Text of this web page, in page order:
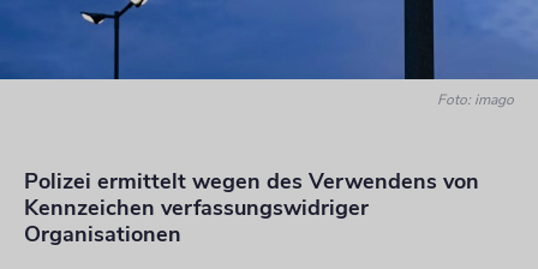
Foto: imago
Polizei ermittelt wegen des Verwendens von
Kennzeichen verfassungswidriger
Organisationen